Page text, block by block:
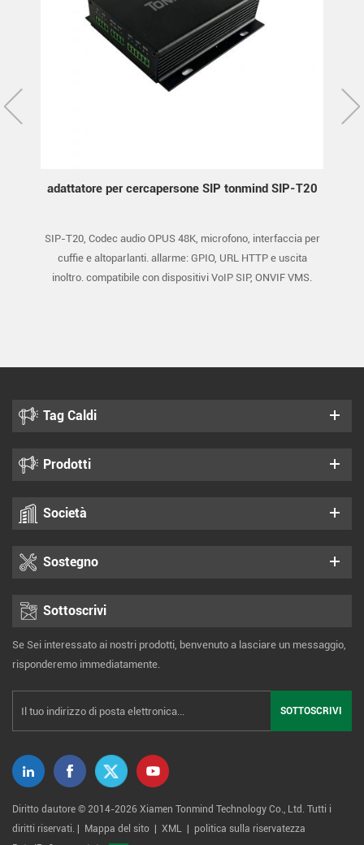
adattatore per cercapersone SIP tonmind SIP-T20
SIP-T20, Codec audio OPUS 48K, microfono, interfaccia per
cuffie e altoparlanti. allarme: GPIO, URL HTTP e uscita
inoltro. compatibile con dispositivi VoIP SIP, ONVIF VMS.
Tag Caldi
Prodotti
Società
Sostegno
Sottoscrivi
Se Sei interessato ai nostri prodotti, benvenuto a lasciare un messaggio,
risponderemo immediatamente.
Diritto dautore © 2014-2026 Xiamen Tonmind Technology Co., Ltd. Tutti i
diritti riservati. |
Mappa del sito XML
politica sulla riservatezza